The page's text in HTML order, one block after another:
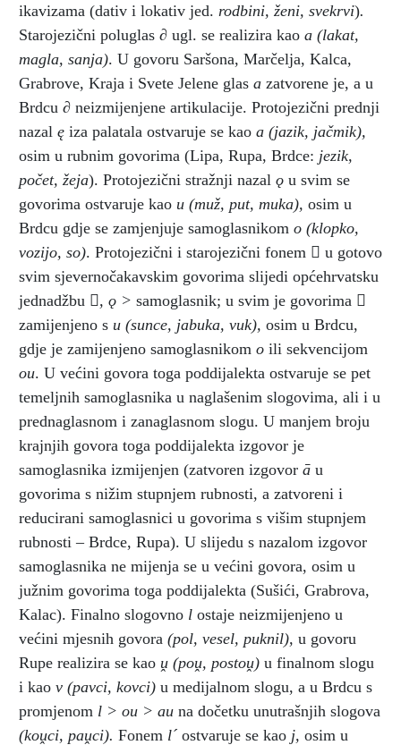
ikavizama (dativ i lokativ jed. rodbini, ženi, svekrvi).
Starojezični poluglas ∂ ugl. se realizira kao a (lakat,
magla, sanja). U govoru Saršona, Marčelja, Kalca,
Grabrove, Kraja i Svete Jelene glas a zatvorene je, a u
Brdcu ∂ neizmijenjene artikulacije. Protojezični prednji
nazal ę iza palatala ostvaruje se kao a (jazik, jačmik),
osim u rubnim govorima (Lipa, Rupa, Brdce: jezik,
počet, žeja). Protojezični stražnji nazal ǫ u svim se
govorima ostvaruje kao u (muž, put, muka), osim u
Brdcu gdje se zamjenjuje samoglasnikom o (klopko,
vozijo, so). Protojezični i starojezični fonem  u gotovo
svim sjevernočakavskim govorima slijedi općehrvatsku
jednadžbu , ǫ > samoglasnik; u svim je govorima 
zamijenjeno s u (sunce, jabuka, vuk), osim u Brdcu,
gdje je zamijenjeno samoglasnikom o ili sekvencijom
ou. U većini govora toga poddijalekta ostvaruje se pet
temeljnih samoglasnika u naglašenim slogovima, ali i u
prednaglasnom i zanaglasnom slogu. U manjem broju
krajnjih govora toga poddijalekta izgovor je
samoglasnika izmijenjen (zatvoren izgovor ā u
govorima s nižim stupnjem rubnosti, a zatvoreni i
reducirani samoglasnici u govorima s višim stupnjem
rubnosti – Brdce, Rupa). U slijedu s nazalom izgovor
samoglasnika ne mijenja se u većini govora, osim u
južnim govorima toga poddijalekta (Sušići, Grabrova,
Kalac). Finalno slogovno l ostaje neizmijenjeno u
većini mjesnih govora (pol, vesel, puknil), u govoru
Rupe realizira se kao ṷ (poṷ, postoṷ) u finalnom slogu
i kao v (pavci, kovci) u medijalnom slogu, a u Brdcu s
promjenom l > ou > au na dočetku unutrašnjih slogova
(koṷci, paṷci). Fonem l´ ostvaruje se kao j, osim u